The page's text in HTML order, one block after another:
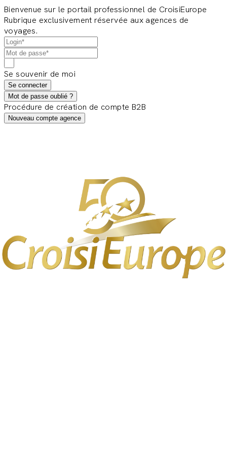
Bienvenue sur le portail professionnel de CroisiEurope
Rubrique exclusivement réservée aux agences de
voyages.
Se souvenir de moi
Se connecter
Mot de passe oublié ?
Procédure de création de compte B2B
Nouveau compte agence